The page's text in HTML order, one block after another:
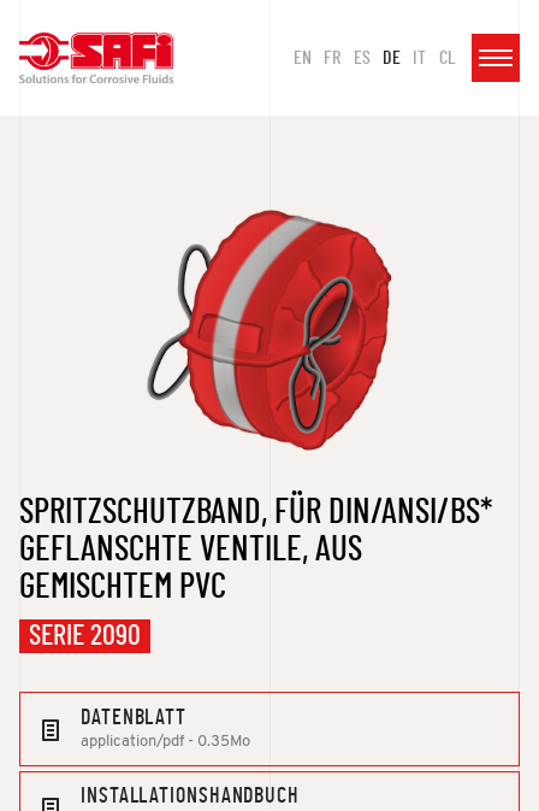
EN FR ES DE IT CL
SPRITZSCHUTZBAND, FÜR DIN/ANSI/BS*
GEFLANSCHTE VENTILE, AUS
GEMISCHTEM PVC
SERIE 2090
DATENBLATT
application/pdf - 0.35Mo
INSTALLATIONSHANDBUCH